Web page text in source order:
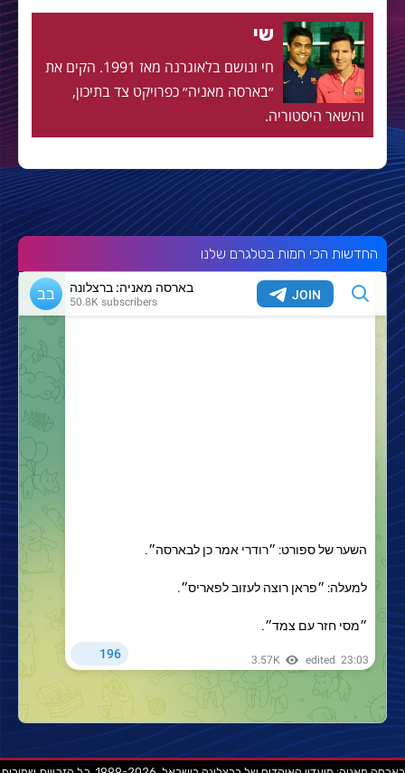
שי
חי ונושם בלאוגרנה מאז 1991. הקים את
״בארסה מאניה״ כפרויקט צד בתיכון,
והשאר היסטוריה.
החדשות הכי חמות בטלגרם שלנו